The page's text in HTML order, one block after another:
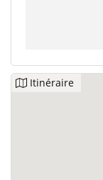
Itinéraire